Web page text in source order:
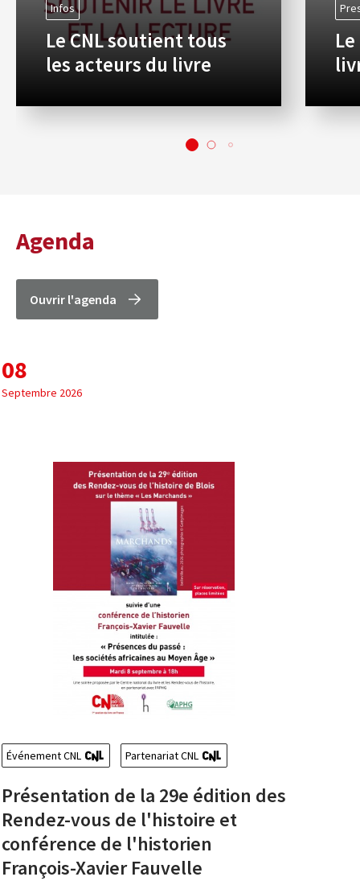
Infos
Le CNL soutient tous
les acteurs du livre
Agenda
Ouvrir l'agenda
08
Septembre 2026
Événement CNL Partenariat CNL
Présentation de la 29e édition des
Rendez-vous de l'histoire et
conférence de l'historien
François-Xavier Fauvelle